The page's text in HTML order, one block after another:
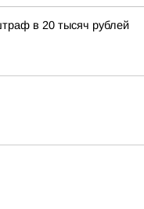
в 20 тысяч рублей